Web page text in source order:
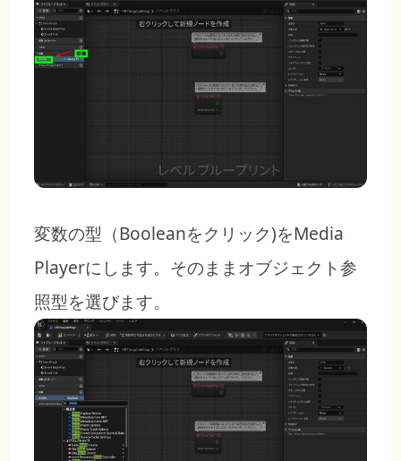
変数の型（Booleanをクリック)をMedia
Playerにします。そのままオブジェクト参
照型を選びます。